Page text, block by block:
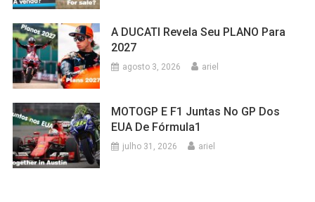
A DUCATI Revela Seu PLANO Para
2027
agosto 3, 2026 ariel
MOTOGP E F1 Juntas No GP Dos
EUA De Fórmula1
julho 31, 2026 ariel